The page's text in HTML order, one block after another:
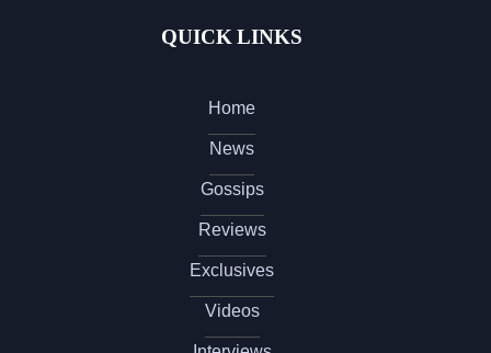
QUICK LINKS
Home
News
Gossips
Reviews
Exclusives
Videos